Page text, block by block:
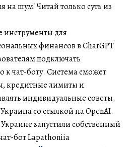
на шум! Читай только суть из
инструменты для
финансов в ChatGPT
подключать
к чат-боту. Система сможет
кредитные лимиты и
индивидуальные советы.
со ссылкой на OpenAI.
Украине запустили собственный
бот Lapathoniia